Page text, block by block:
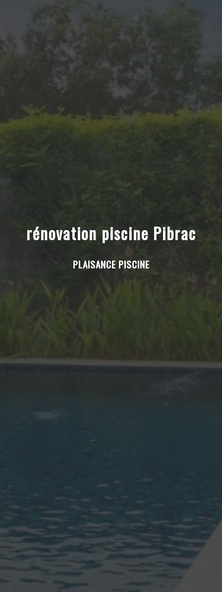
rénovation piscine Pibrac
PLAISANCE PISCINE